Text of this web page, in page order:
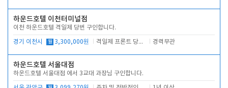
하운드호텔 이천터미널점
이천 하운드호텔 격일제 당번 구인합니다.
경기 이천시 월 3,300,000원 격일제 프론트 당번 업무로 주차 및 객실 점검 경력무관
하운드호텔 서울대점
하운드호텔 서울대점 에서 3교대 과장님 구인합니다.